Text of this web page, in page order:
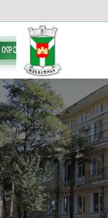
იდეა მერს